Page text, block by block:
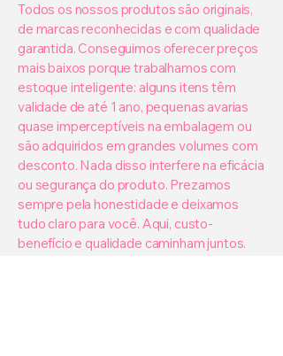
Todos os nossos produtos são originais,
de marcas reconhecidas e com qualidade
garantida. Conseguimos oferecer preços
mais baixos porque trabalhamos com
estoque inteligente: alguns itens têm
validade de até 1 ano, pequenas avarias
quase imperceptíveis na embalagem ou
são adquiridos em grandes volumes com
desconto. Nada disso interfere na eficácia
ou segurança do produto. Prezamos
sempre pela honestidade e deixamos
tudo claro para você. Aqui, custo-
benefício e qualidade caminham juntos.